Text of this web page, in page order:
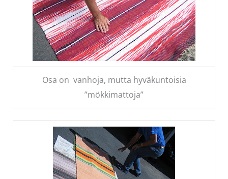
Osa on vanhoja, mutta hyväkuntoisia
”mökkimattoja”